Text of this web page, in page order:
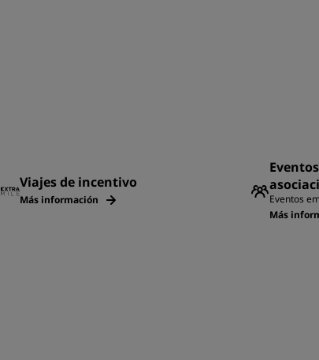
Viajes de incentivo
Más información
Eventos
Más